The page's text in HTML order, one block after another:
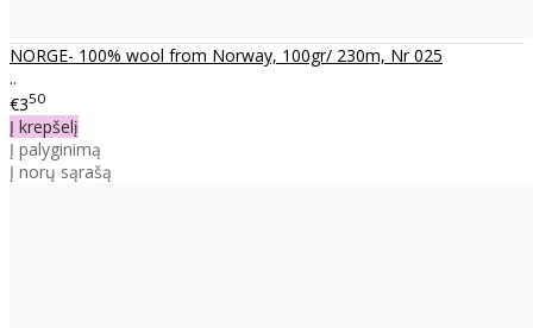
NORGE- 100% wool from Norway, 100gr/ 230m, Nr 025
..
€350
Į krepšelį
Į palyginimą
Į norų sąrašą